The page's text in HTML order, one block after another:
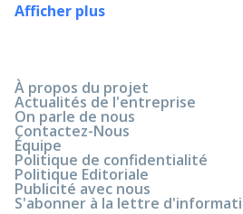
Afficher plus
À propos du projet
Actualités de l'entreprise
On parle de nous
Contactez-Nous
Équipe
Politique de confidentialité
Politique Editoriale
Publicité avec nous
S'abonner à la lettre